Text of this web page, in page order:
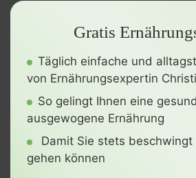
Gratis
Täglich einfache und
von Ernährungsexpertin
So gelingt Ihnen eine
ausgewogene Ernährung
Damit Sie stets
gehen können